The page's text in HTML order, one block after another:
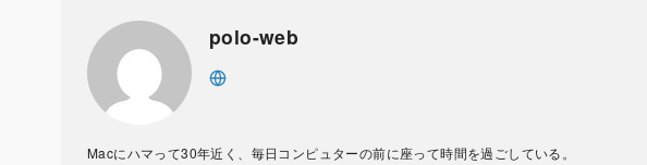
polo-web
Macにハマって30年近く、毎日コンピュターの前に座って時間を過ごしている。